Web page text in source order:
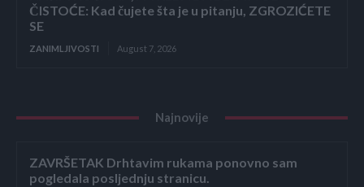
ČISTOĆE: Kad čujete šta je u pitanju, ZGROZIĆETE
SE
ZANIMLJIVOSTI August 7, 2026
Najnovije
ZAVRŠETAK Drhtavim rukama ponovno sam
pogledala posljednju stranicu.